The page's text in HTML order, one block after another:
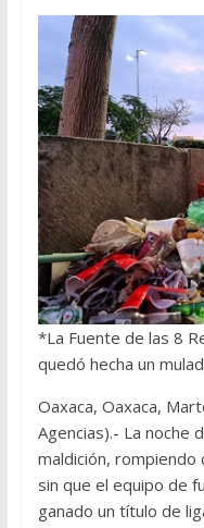
*La Fuente de las 8
quedó hecha un
Oaxaca, Oaxaca,
Agencias).- La noche
maldición, rompiendo
sin que el equipo de
ganado un título de